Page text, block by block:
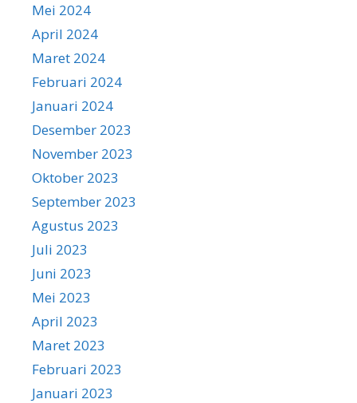
Mei 2024
April 2024
Maret 2024
Februari 2024
Januari 2024
Desember 2023
November 2023
Oktober 2023
September 2023
Agustus 2023
Juli 2023
Juni 2023
Mei 2023
April 2023
Maret 2023
Februari 2023
Januari 2023